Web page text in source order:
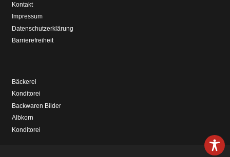
Kontakt
Impressum
Datenschutzerklärung
Barrierefreiheit
Bäckerei
Konditorei
Backwaren Bilder
Albkorn
Konditorei